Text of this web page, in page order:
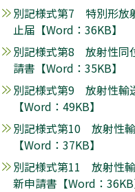
別記様式第7 特別形放
止届【Word ：36KB】
別記様式第8 放射性同
請書【Word ：35KB】
別記様式第9 放射性輸
【Word ：49KB】
別記様式第10 放射性
【Word ：37KB】
別記様式第11 放射性
新申請書【Word ：36KB